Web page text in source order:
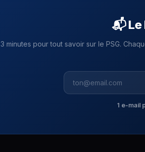
📬
3 minutes pour tout savoir sur le PSG.
1 e-mail